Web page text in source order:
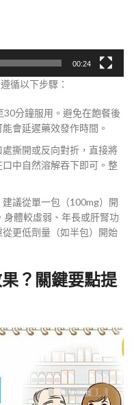
00:24
循以下步驟：
30分鐘服用。避免在飽餐後
會延遲藥效發作時間。
處撕開或反向對折，直接將
中自然溶解吞下即可。整
建議從單一包（100mg）開
體較虛弱、年長或肝腎功
更低劑量（如半包）開始
？關鍵要點提